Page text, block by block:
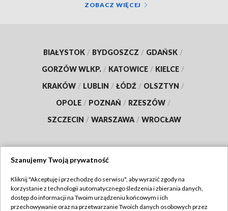
ZOBACZ WIĘCEJ
BIAŁYSTOK / BYDGOSZCZ / GDAŃSK /
GORZÓW WLKP. / KATOWICE / KIELCE /
KRAKÓW / LUBLIN / ŁÓDŹ / OLSZTYN /
OPOLE / POZNAŃ / RZESZÓW /
SZCZECIN / WARSZAWA / WROCŁAW
TVP
Abonament TVP
Szanujemy Twoją prywatność
Kliknij "Akceptuję i przechodzę do serwisu", aby wyrazić zgody na
korzystanie z technologii automatycznego śledzenia i zbierania danych,
dostęp do informacji na Twoim urządzeniu końcowym i ich
przechowywanie oraz na przetwarzanie Twoich danych osobowych przez